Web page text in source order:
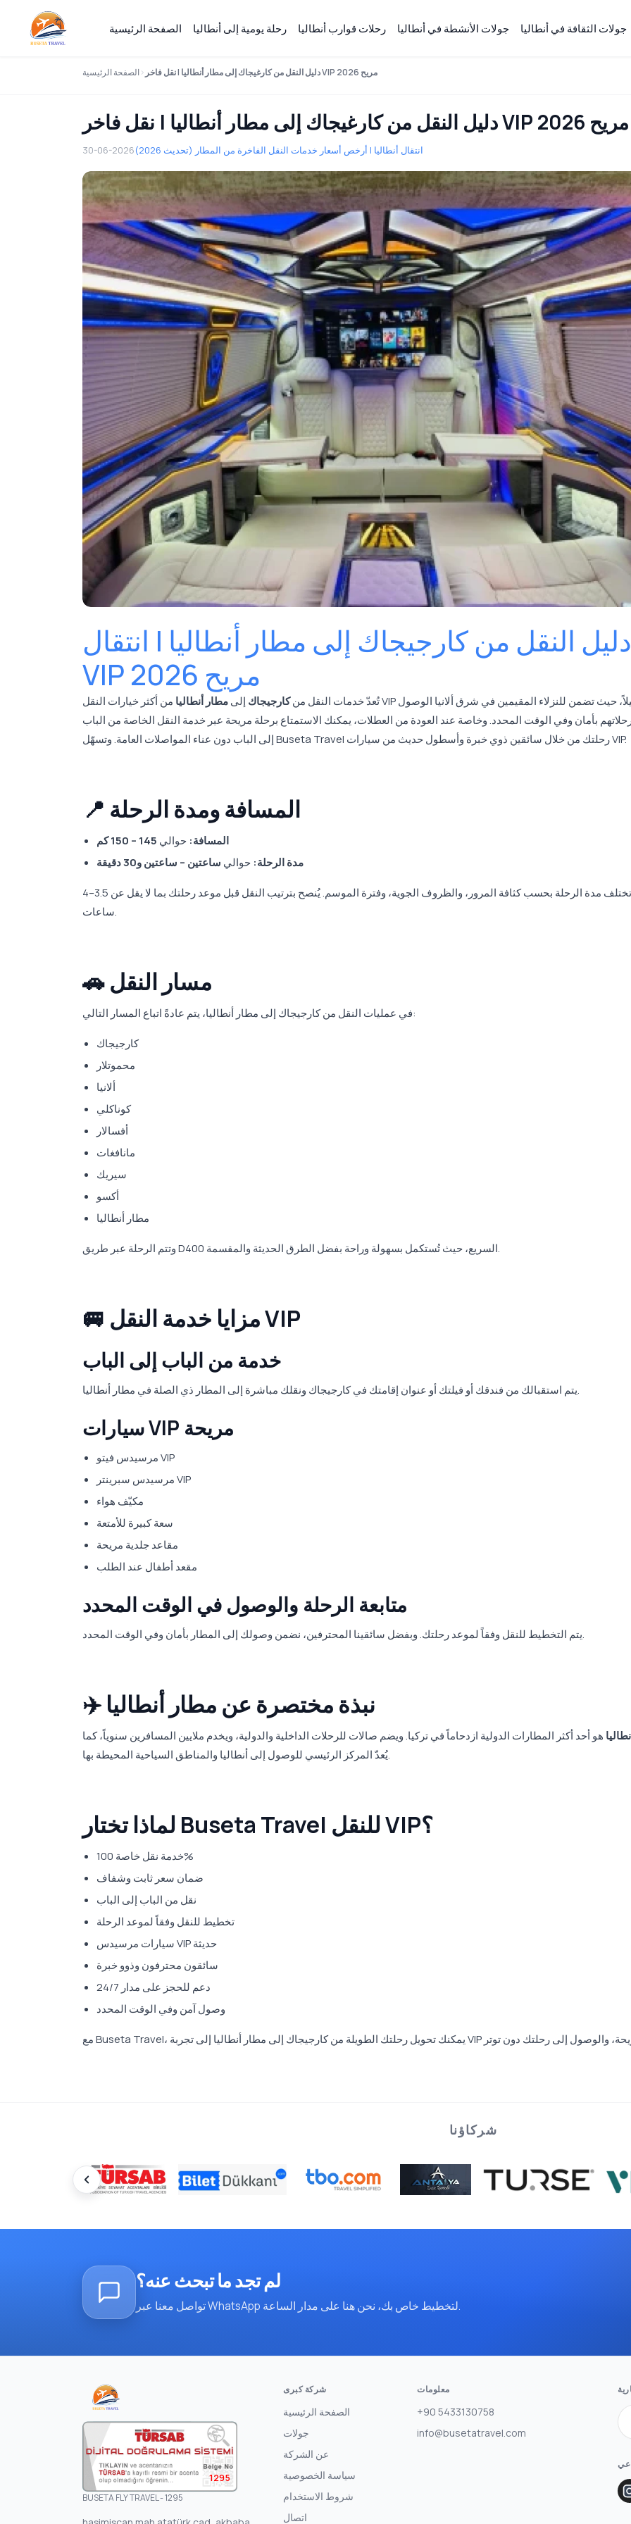
الصفحة الرئيسية رحلة يومية إلى أنطاليا رحلات قوارب أنطاليا جولات الأنشطة في أنطاليا جولات الثقافة في أنطاليا
الصفحة الرئيسية دليل النقل من كارغيجاك إلى مطار أنطاليا | نقل فاخر VIP مريح 2026
دليل النقل من كارغيجاك إلى مطار أنطاليا | نقل فاخر VIP مريح 2026
30-06-2026 انتقال أنطاليا | أرخص أسعار خدمات النقل الفاخرة من المطار (تحديث 2026)
دليل النقل من كارجيجاك إلى مطار أنطاليا | انتقال
VIP مريح 2026
تُعدّ خدمات النقل منكارجيجاك إلىمطار أنطاليا من أكثر خيارات النقل VIP تفضيلاً، حيث تضمن للنزلاء المقيمين في شرق ألانيا الوصول
بأمان وفي الوقت المحدد. وخاصة عند العودة من العطلات، يمكنك الاستمتاع برحلة مريحة عبر خدمة النقل الخاصة من الباب
إلى الباب دون عناء المواصلات العامة. وتسهّل Buseta Travel رحلتك من خلال سائقين ذوي خبرة وأسطول حديث من سيارات VIP.
📍 المسافة ومدة الرحلة
المسافة: حوالي 145 – 150 كم
مدة الرحلة: حوالي ساعتين – ساعتين و30 دقيقة
قد تختلف مدة الرحلة بحسب كثافة المرور، والظروف الجوية، وفترة الموسم. يُنصح بترتيب النقل قبل موعد رحلتك بما لا يقل عن 3.5–4
ساعات.
🚗 مسار النقل
في عمليات النقل من كارجيجاك إلى مطار أنطاليا، يتم عادةً اتباع المسار التالي:
كارجيجاك
محموتلار
ألانيا
كوناكلي
أفسالار
مانافغات
سيريك
أكسو
مطار أنطاليا
وتتم الرحلة عبر طريق D400 السريع، حيث تُستكمل بسهولة وراحة بفضل الطرق الحديثة والمقسمة.
🚐 مزايا خدمة النقل VIP
خدمة من الباب إلى الباب
يتم استقبالك من فندقك أو فيلتك أو عنوان إقامتك في كارجيجاك ونقلك مباشرة إلى المطار ذي الصلة في مطار أنطاليا.
سيارات VIP مريحة
مرسيدس فيتو VIP
مرسيدس سبرينتر VIP
مكيّف هواء
سعة كبيرة للأمتعة
مقاعد جلدية مريحة
مقعد أطفال عند الطلب
متابعة الرحلة والوصول في الوقت المحدد
يتم التخطيط للنقل وفقاً لموعد رحلتك. وبفضل سائقينا المحترفين، نضمن وصولك إلى المطار بأمان وفي الوقت المحدد.
✈️ نبذة مختصرة عن مطار أنطاليا
هو أحد أكثر المطارات الدولية ازدحاماً في تركيا. ويضم صالات للرحلات الداخلية والدولية، ويخدم ملايين المسافرين سنوياً، كما
يُعدّ المركز الرئيسي للوصول إلى أنطاليا والمناطق السياحية المحيطة بها.
لماذا تختار Buseta Travel للنقل VIP؟
خدمة نقل خاصة 100%
ضمان سعر ثابت وشفاف
نقل من الباب إلى الباب
تخطيط للنقل وفقاً لموعد الرحلة
سيارات مرسيدس VIP حديثة
سائقون محترفون وذوو خبرة
دعم للحجز على مدار 24/7
وصول آمن وفي الوقت المحدد
شركاؤنا
لم تجد ما تبحث عنه؟
تواصل معنا عبر WhatsApp لتخطيط خاص بك، نحن هنا على مدار الساعة.
1295
BUSETA FLY TRAVEL - 1295
شركة كبرى
الصفحة الرئيسية
جولات
عن الشركة
سياسة الخصوصية
شروط الاستخدام
اتصال
معلومات
+90 5433130758
info@busetatravel.com